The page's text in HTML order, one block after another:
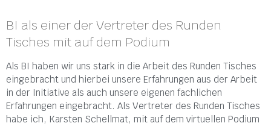
BI als einer der Vertreter des Runden
Tisches mit auf dem Podium
Als BI haben wir uns stark in die Arbeit des Runden Tisches
eingebracht und hierbei unsere Erfahrungen aus der Arbeit
in der Initiative als auch unsere eigenen fachlichen
Erfahrungen eingebracht. Als Vertreter des Runden Tisches
habe ich, Karsten Schellmat, mit auf dem virtuellen Podium